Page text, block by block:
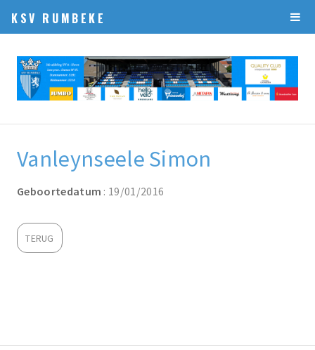
KSV RUMBEKE
Vanleynseele Simon
Geboortedatum : 19/01/2016
TERUG